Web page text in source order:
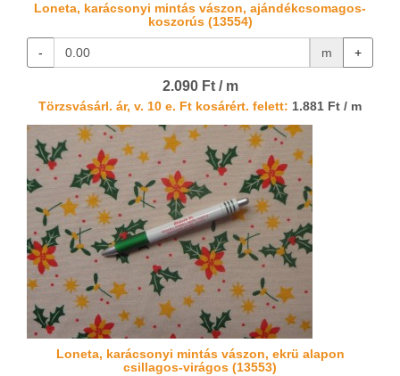
Loneta, karácsonyi mintás vászon, ajándékcsomagos-
koszorús (13554)
- m +
2.090 Ft / m
Törzsvásárl. ár, v. 10 e. Ft kosárért. felett: 1.881 Ft / m
Loneta, karácsonyi mintás vászon, ekrü alapon
csillagos-virágos (13553)